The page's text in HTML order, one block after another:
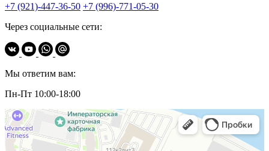
+7 (921)-447-36-50 +7 (996)-771-05-30
Через социальные сети:
Мы ответим вам:
Пн-Пт 10:00-18:00